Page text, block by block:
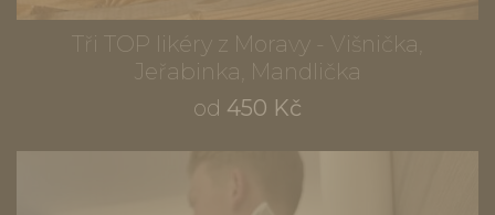
Tři TOP likéry z Moravy - Višnička,
Jeřabinka, Mandlička
od 450 Kč